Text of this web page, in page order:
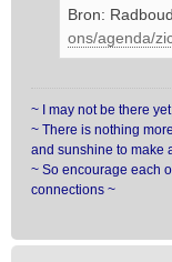
Bron:
ons/agenda/
~ I may not be there
~ There is nothing
and sunshine to make
~ So encourage each
connections ~